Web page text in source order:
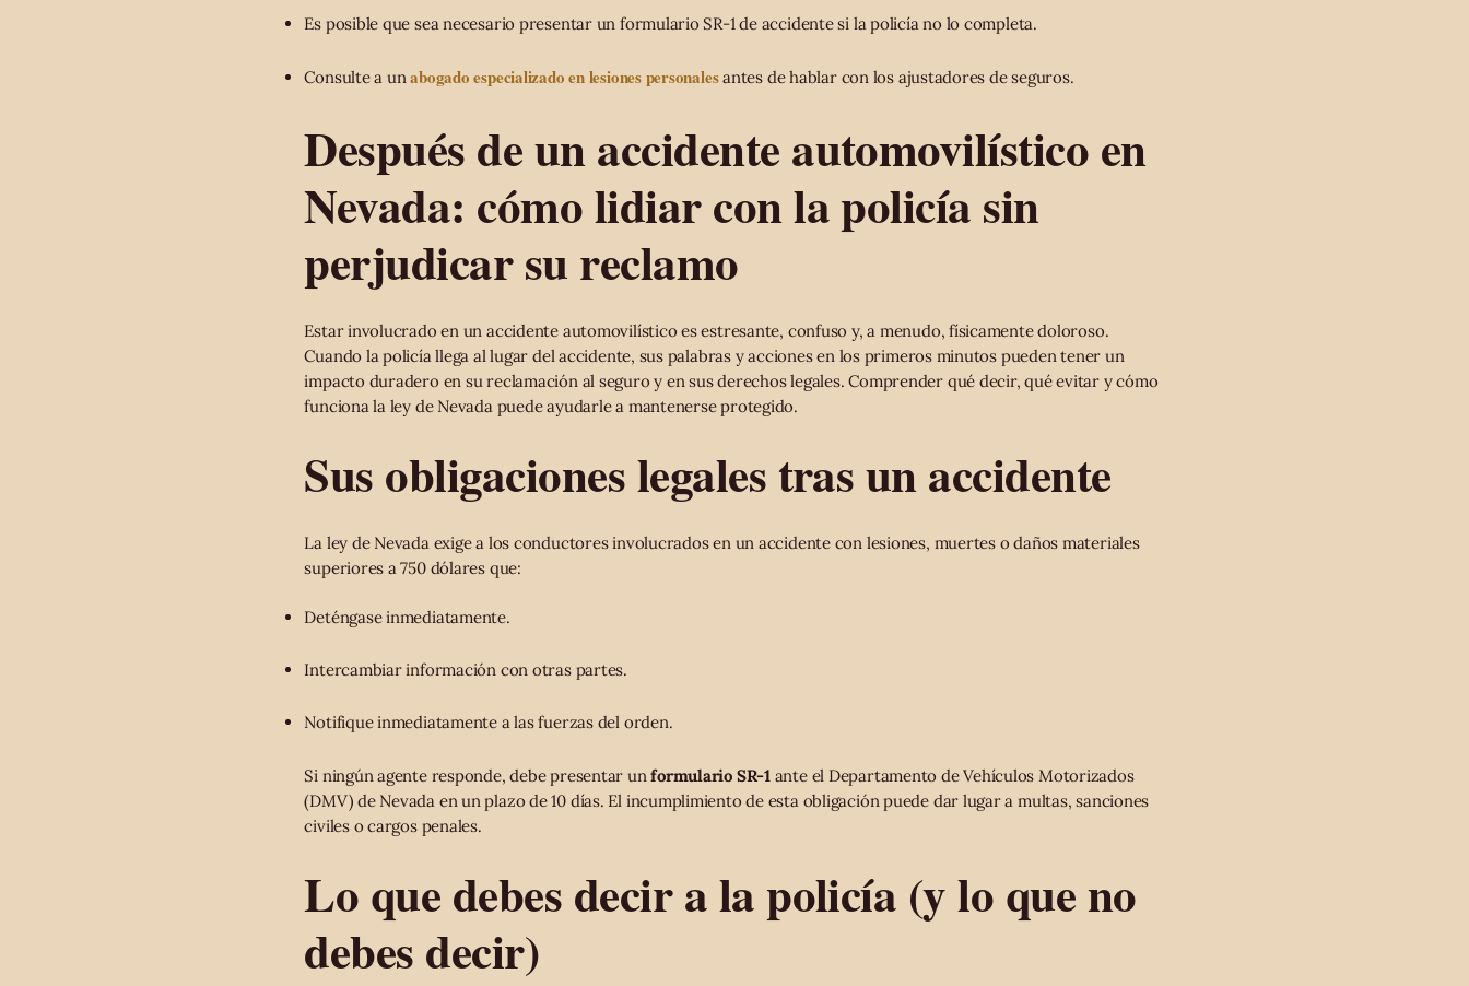
Es posible que sea necesario presentar un formulario SR-1 de accidente si la policía no lo completa.
Consulte a unabogado especializado en lesiones personalesantes de hablar con los ajustadores de seguros.
Después de un accidente automovilístico en
Nevada: cómo lidiar con la policía sin
perjudicar su reclamo
Estar involucrado en un accidente automovilístico es estresante, confuso y, a menudo, físicamente doloroso.
Cuando la policía llega al lugar del accidente, sus palabras y acciones en los primeros minutos pueden tener un
impacto duradero en su reclamación al seguro y en sus derechos legales. Comprender qué decir, qué evitar y cómo
funciona la ley de Nevada puede ayudarle a mantenerse protegido.
Sus obligaciones legales tras un accidente
La ley de Nevada exige a los conductores involucrados en un accidente con lesiones, muertes o daños materiales
superiores a 750 dólares que:
Deténgase inmediatamente.
Intercambiar información con otras partes.
Notifique inmediatamente a las fuerzas del orden.
Si ningún agente responde, debe presentar unformulario SR-1 ante el Departamento de Vehículos Motorizados
(DMV) de Nevada en un plazo de 10 días. El incumplimiento de esta obligación puede dar lugar a multas, sanciones
civiles o cargos penales.
Lo que debes decir a la policía (y lo que no
debes decir)